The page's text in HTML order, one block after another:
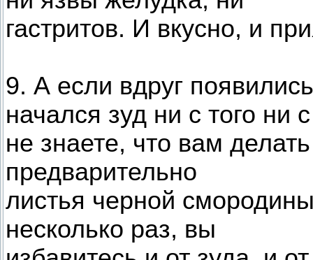
гастритов. И вкусно, и
9. А если вдруг
начался зуд ни с того ни
не знаете, что вам
предварительно
листья черной
несколько раз, вы